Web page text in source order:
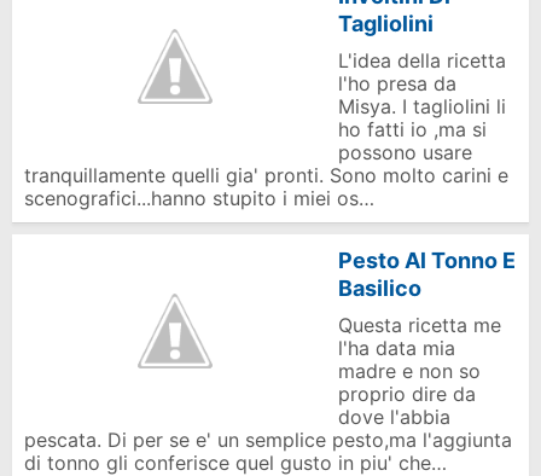
Tagliolini
L'idea della ricetta
l'ho presa da
Misya. I tagliolini li
ho fatti io ,ma si
possono usare
tranquillamente quelli gia' pronti. Sono molto carini e
scenografici...hanno stupito i miei os…
Pesto Al Tonno E
Basilico
Questa ricetta me
l'ha data mia
madre e non so
proprio dire da
dove l'abbia
pescata. Di per se e' un semplice pesto,ma l'aggiunta
di tonno gli conferisce quel gusto in piu' che…